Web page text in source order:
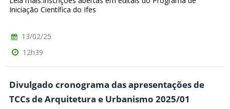
Iniciação Científica do Ifes
13/02/25
12h39
Divulgado cronograma das apresentações de
TCCs de Arquitetura e Urbanismo 2025/01